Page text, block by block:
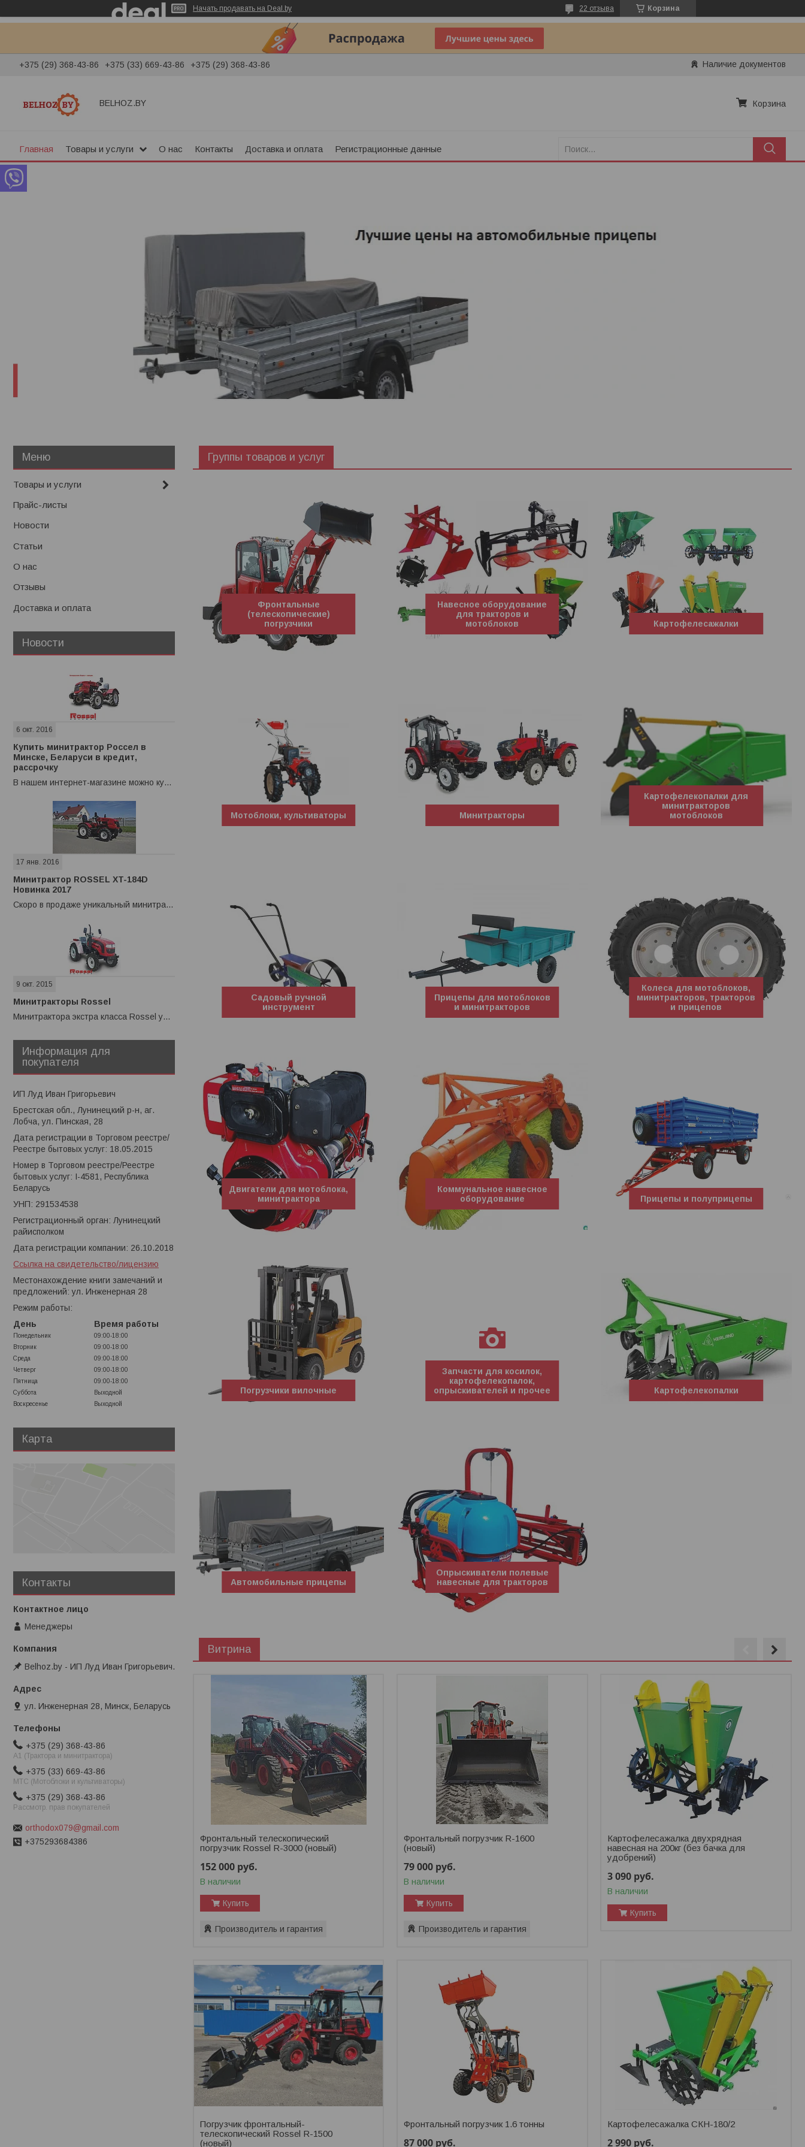
Начать продавать на Deal.by Корзина
22 отзыва
+375 (29) 368-43-86 +375 (33) 669-43-86 +375 (29) 368-43-86 Наличие документов
BELHOZ.BY Корзина
Главная Товары и услуги О нас Контакты Доставка и оплата Регистрационные данные
Группы товаров и услуг
Фронтальные
(телескопические)
погрузчики
Навесное оборудование
для тракторов и
мотоблоков
Картофелесажалки
Мотоблоки, культиваторы Минитракторы
Картофелекопалки для
минитракторов
мотоблоков
Садовый ручной
инструмент
Прицепы для мотоблоков
и минитракторов
Колеса для мотоблоков,
минитракторов, тракторов
и прицепов
Двигатели для мотоблока,
минитрактора
Коммунальное навесное
оборудование
Прицепы и полуприцепы
Погрузчики вилочные
Запчасти для косилок,
картофелекопалок,
опрыскивателей и прочее
Картофелекопалки
Автомобильные прицепы
Опрыскиватели полевые
навесные для тракторов
Витрина
Фронтальный телескопический
погрузчик Rossel R-3000 (новый)
152 000 руб.
В наличии
Купить
Производитель и гарантия
Фронтальный погрузчик R-1600
(новый)
79 000 руб.
В наличии
Купить
Производитель и гарантия
Картофелесажалка двухрядная
навесная на 200кг (без бачка для
удобрений)
3 090 руб.
В наличии
Купить
Погрузчик фронтальный-
телескопический Rossel R-1500
(новый)
Фронтальный погрузчик 1.6 тонны
87 000 руб.
Картофелесажалка СКН-180/2
2 990 руб.
Товары и услуги
Прайс-листы
Новости
Статьи
О нас
Отзывы
Доставка и оплата
Новости
6 окт. 2016
Купить минитрактор Россел в
Минске, Беларуси в кредит,
рассрочку
В нашем интернет-магазине можно купить минитрактор в кредит или рассрочку.
17 янв. 2016
Минитрактор ROSSEL XT-184D
Новинка 2017
Скоро в продаже уникальный минитрактор ROSSEL XT-184D
9 окт. 2015
Минитракторы Rossel
Минитрактора экстра класса Rossel уже в Минске
Информация для
покупателя
ИП Луд Иван Григорьевич
Брестская обл., Лунинецкий р-н, аг.
Лобча, ул. Пинская, 28
Дата регистрации в Торговом реестре/
Реестре бытовых услуг: 18.05.2015
Номер в Торговом реестре/Реестре
бытовых услуг: I-4581, Республика
Беларусь
УНП: 291534538
Регистрационный орган: Лунинецкий
райисполком
Дата регистрации компании: 26.10.2018
Ссылка на свидетельство/лицензию
Местонахождение книги замечаний и
предложений: ул. Инженерная 28
Режим работы:
День
Время работы
Понедельник
09:00-18:00
Вторник
09:00-18:00
Среда
09:00-18:00
Четверг
09:00-18:00
Пятница
09:00-18:00
Суббота
Выходной
Воскресенье
Выходной
Карта
Контакты
Менеджеры
Belhoz.by - ИП Луд Иван Григорьевич.
ул. Инженерная 28, Минск, Беларусь
+375 (29) 368-43-86
A1 (Трактора и минитрактора)
+375 (33) 669-43-86
МТС (Мотоблоки и культиваторы)
+375 (29) 368-43-86
Рассмотр. прав покупателей
orthodox079@gmail.com
+375293684386